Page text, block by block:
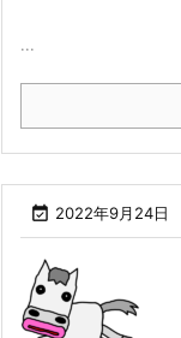
...
 2022年9月24日